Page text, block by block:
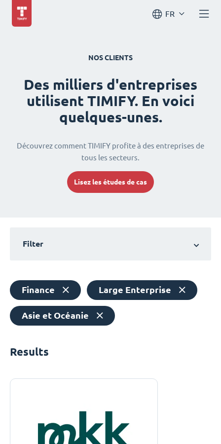
FR
NOS CLIENTS
Des milliers d'entreprises
utilisent TIMIFY. En voici
quelques-unes.
Découvrez comment TIMIFY profite à des entreprises de
tous les secteurs.
Lisez les études de cas
Filter
Finance Large Enterprise
Asie et Océanie
Results